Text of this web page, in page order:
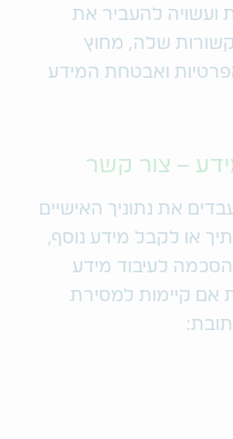
ועשויה להעביר את
שלה, מחוץ
ואבטחת המידע
את נתוניך האישיים
או לקבל מידע נוסף,
לעיבוד מידע
אם קיימות למסירת